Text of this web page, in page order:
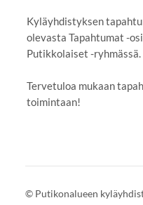
Kyläyhdistyksen
olevasta Tapahtumat -
Putikkolaiset -ryhmässä.
Tervetuloa mukaan
toimintaan!
© Putikonalueen